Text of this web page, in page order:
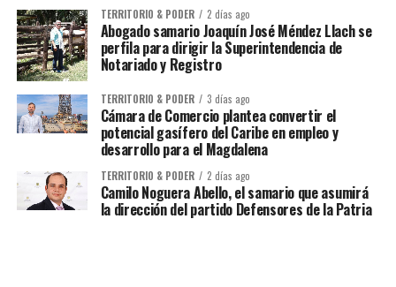
TERRITORIO & PODER 2 días ago
Abogado samario Joaquín José Méndez Llach se
perfila para dirigir la Superintendencia de
Notariado y Registro
TERRITORIO & PODER 3 días ago
Cámara de Comercio plantea convertir el
potencial gasífero del Caribe en empleo y
desarrollo para el Magdalena
TERRITORIO & PODER 2 días ago
Camilo Noguera Abello, el samario que asumirá
la dirección del partido Defensores de la Patria